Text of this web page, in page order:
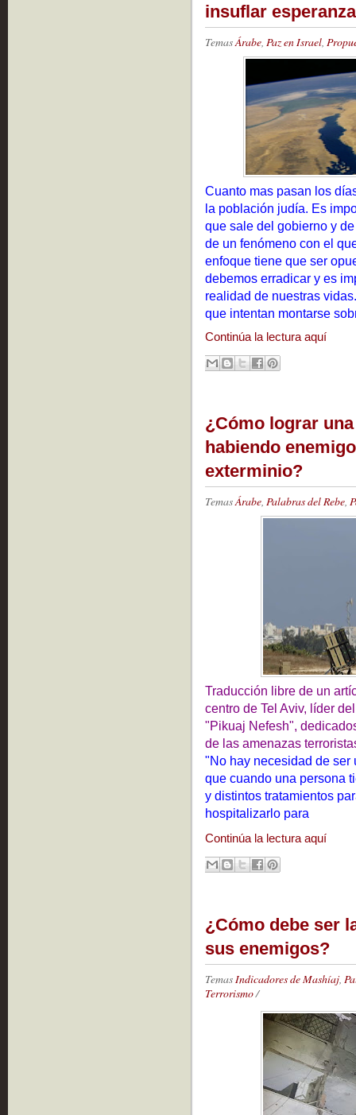
insuflar
TemasÁrabe Paz en Israel
Cuanto mas pasan los
la población judía. Es
que sale del gobierno y
de un fenómeno con el
enfoque tiene que ser
debemos erradicar y es
realidad de nuestras
que intentan montarse
Continúa la lectura aquí
¿Cómo lograr
habiendo
exterminio?
TemasÁrabe, Palabras del Rebe,
Traducción libre de un
centro de Tel Aviv, líder
"Pikuaj Nefesh",
de las amenazas
"No hay necesidad de ser
que cuando una persona
y distintos tratamientos
hospitalizarlo para
Continúa la lectura aquí
¿Cómo debe ser
sus enemigos?
Temas Indicadores de Mashíaj
Terrorismo/